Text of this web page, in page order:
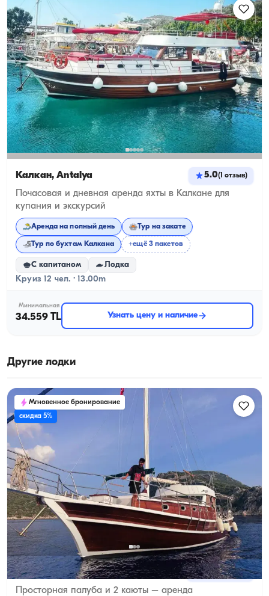
Калкан, Antalya 5.0(1 отзыв)
Почасовая и дневная аренда яхты в Калкане для
купания и экскурсий
Аренда на полный день Тур на закате
Тур по бухтам Калкана +ещё 3 пакетов
С капитаном Лодка
Круиз 12 чел. · 13.00m
Минимальная
34.559 TL Узнать цену и наличие
Другие лодки
Мгновенное бронирование
скидка 5%
Калкан, Antalya Новая лодка
Просторная палуба и 2 каюты – аренда